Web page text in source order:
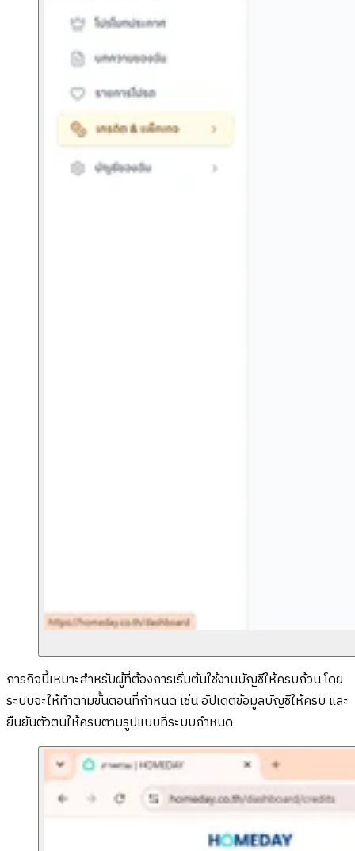
ภารกิจนี้เหมาะสำหรับผู้ที่ต้องการเริ่มต้นใช้งานบัญชีให้ครบถ้วน โดย
ระบบจะให้ทำตามขั้นตอนที่กำหนด เช่น อัปเดตข้อมูลบัญชีให้ครบ และ
ยืนยันตัวตนให้ครบตามรูปแบบที่ระบบกำหนด